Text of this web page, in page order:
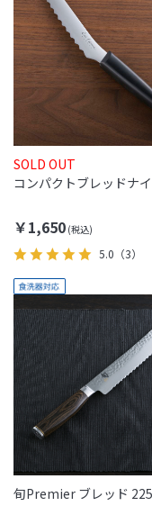
SOLD OUT
コンパクトブレッドナ
￥1,650
5.0 （3）
旬Premier ブレッド